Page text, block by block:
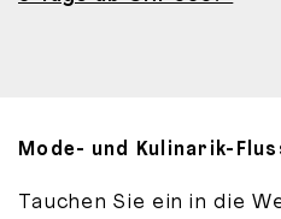
Mode- und Kulinarik-
Tauchen Sie ein in die